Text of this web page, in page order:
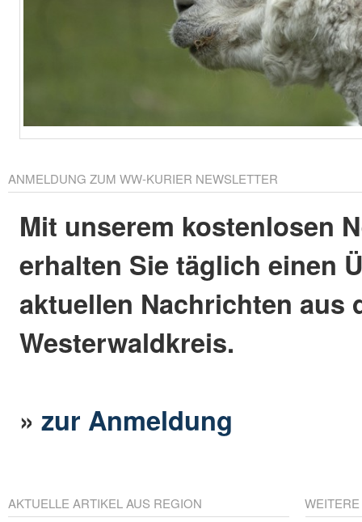
ANMELDUNG ZUM WW-KURIER NEWSLETTER
Mit unserem kostenlosen
erhalten Sie täglich einen
aktuellen Nachrichten aus
Westerwaldkreis.
»zur Anmeldung
AKTUELLE ARTIKEL AUS REGION